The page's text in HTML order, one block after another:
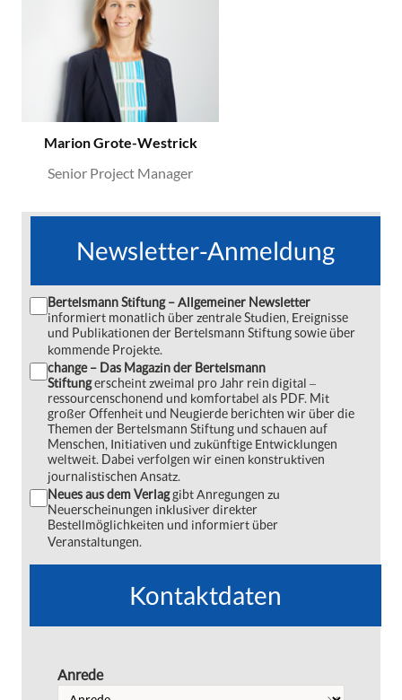
Marion Grote-Westrick
Senior Project Manager
Newsletter-Anmeldung
Bertelsmann Stiftung – Allgemeiner Newsletter
informiert monatlich über zentrale Studien, Ereignisse
und Publikationen der Bertelsmann Stiftung sowie über
kommende Projekte.
change – Das Magazin der Bertelsmann
Stiftungerscheint zweimal pro Jahr rein digital ‒
ressourcenschonend und komfortabel als PDF. Mit
großer Offenheit und Neugierde berichten wir über die
Themen der Bertelsmann Stiftung und schauen auf
Menschen, Initiativen und zukünftige Entwicklungen
weltweit. Dabei verfolgen wir einen konstruktiven
journalistischen Ansatz.
Neues aus dem Verlaggibt Anregungen zu
Neuerscheinungen inklusiver direkter
Bestellmöglichkeiten und informiert über
Veranstaltungen.
Kontaktdaten
Anrede